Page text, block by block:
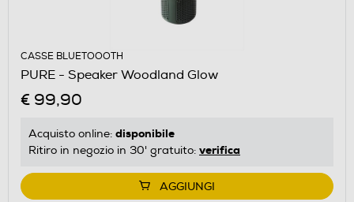
CASSE BLUETOOOTH
PURE - Speaker Woodland Glow
€ 99,90
Acquisto online: disponibile
Ritiro in negozio in 30' gratuito: verifica
AGGIUNGI